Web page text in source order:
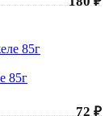
85г
72 ₽